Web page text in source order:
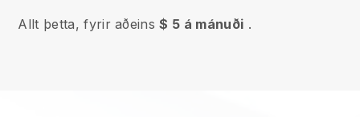
Allt þetta, fyrir aðeins$ 5 á mánuði .